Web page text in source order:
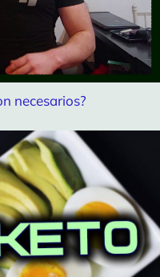
necesarios?